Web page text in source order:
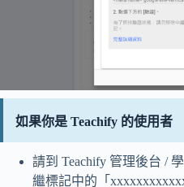
如果你是 Teachify 的使用者
請到 Teachify 管理後台 /
繼標記中的「